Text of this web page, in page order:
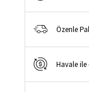
Özenle
Havale ile